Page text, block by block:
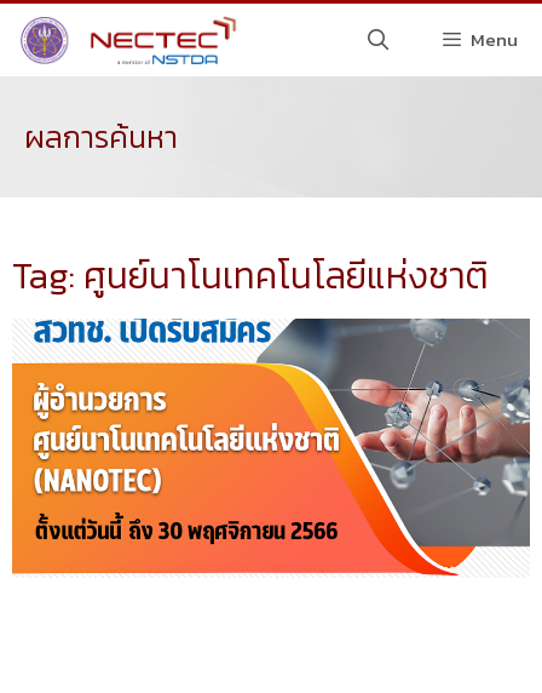
Menu
ผลการค้นหา
Tag: ศูนย์นาโนเทคโนโลยีแห่งชาติ